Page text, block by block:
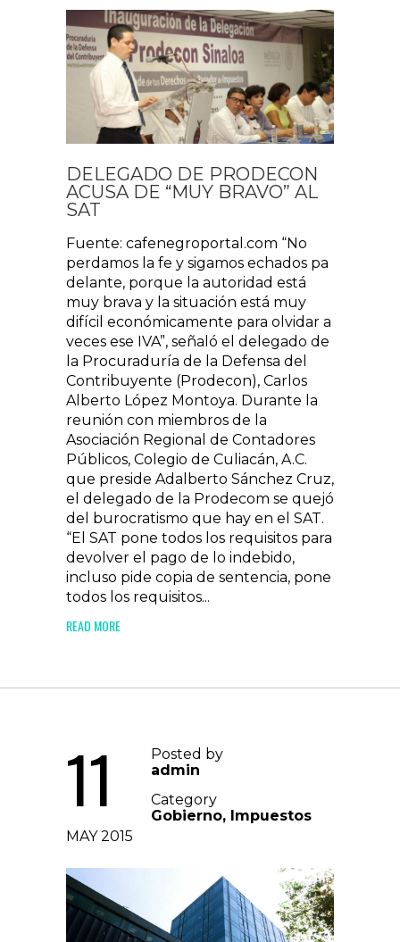
DELEGADO DE PRODECON
ACUSA DE “MUY BRAVO” AL
SAT
Fuente: cafenegroportal.com “No
perdamos la fe y sigamos echados pa
delante, porque la autoridad está
muy brava y la situación está muy
difícil económicamente para olvidar a
veces ese IVA”, señaló el delegado de
la Procuraduría de la Defensa del
Contribuyente (Prodecon), Carlos
Alberto López Montoya. Durante la
reunión con miembros de la
Asociación Regional de Contadores
Públicos, Colegio de Culiacán, A.C.
que preside Adalberto Sánchez Cruz,
el delegado de la Prodecom se quejó
del burocratismo que hay en el SAT.
“El SAT pone todos los requisitos para
devolver el pago de lo indebido,
incluso pide copia de sentencia, pone
todos los requisitos...
READ MORE
11
MAY 2015
Posted by
admin
Category
Gobierno, Impuestos